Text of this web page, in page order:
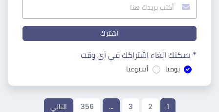
اشترك
* يمكنك الغاء اشتراكك في أي وقت
يوميا أسبوعيا
1
2
3
…
356 التالي